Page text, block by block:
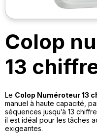
Colop
13
Le Colop Numéroteur 13
manuel à haute capacité,
séquences jusqu’à 13
il est idéal pour les tâches
exigeantes.